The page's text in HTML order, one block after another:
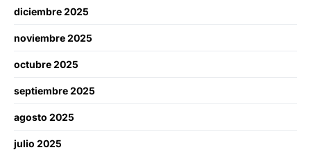
diciembre 2025
noviembre 2025
octubre 2025
septiembre 2025
agosto 2025
julio 2025